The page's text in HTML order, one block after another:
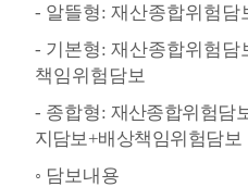
- 알뜰형: 재산종합위험담
- 기본형: 재산종합위험담
책임위험담보
- 종합형: 재산종합위험담
지담보 +배상책임위험담보
◦ 담보내용